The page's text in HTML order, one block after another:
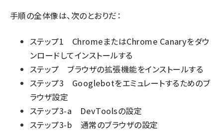
手順の全体像は、次のとおりだ：
ステップ1 ChromeまたはChrome Canaryをダウ
ンロードしてインストールする
ステップ ブラウザの拡張機能をインストールする
ステップ3 Googlebotをエミュレートするためのブ
ラウザ設定
ステップ3-a DevToolsの設定
ステップ3-b 通常のブラウザの設定